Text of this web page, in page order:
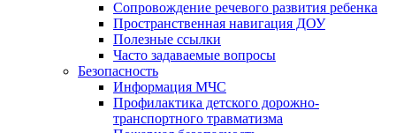
Сопровождение речевого развития ребенка
Пространственная навигация ДОУ
Полезные ссылки
Часто задаваемые вопросы
Безопасность
Информация МЧС
Профилактика детского дорожно-
транспортного травматизма